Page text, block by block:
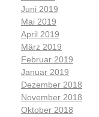
Juni 2019
Mai 2019
April 2019
März 2019
Februar 2019
Januar 2019
Dezember 2018
November 2018
Oktober 2018